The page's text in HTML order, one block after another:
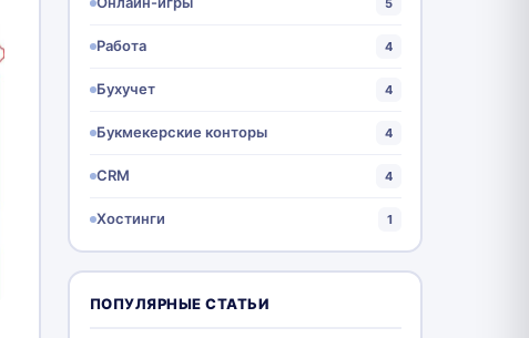
Работа 4
Бухучет 4
Букмекерские конторы 4
CRM 4
Хостинги 1
ПОПУЛЯРНЫЕ СТАТЬИ